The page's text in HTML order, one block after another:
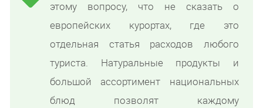
этому вопросу, что не сказать о
европейских курортах, где это
отдельная статья расходов любого
туриста. Натуральные продукты и
большой ассортимент национальных
блюд позволят каждому